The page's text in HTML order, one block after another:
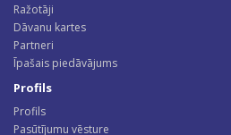
Ražotāji
Dāvanu kartes
Partneri
Īpašais piedāvājums
Profils
Profils
Pasūtījumu vēsture